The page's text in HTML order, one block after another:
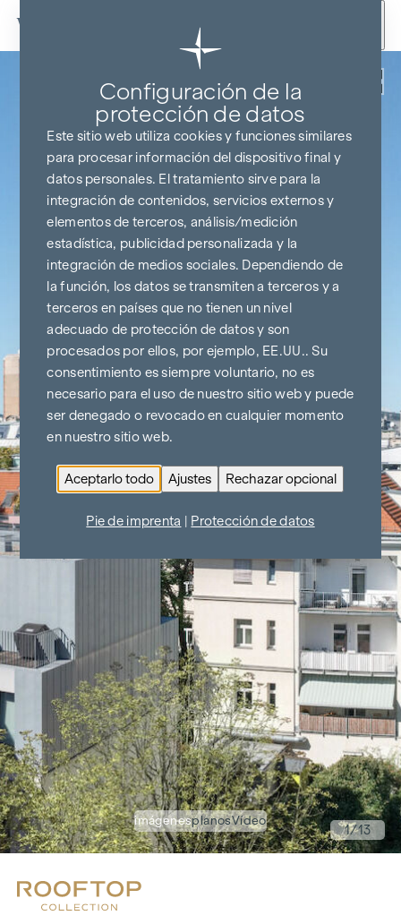
Ir al contenido
imágenesplanosVídeo
1/13
Configuración de la
protección de datos
Este sitio web utiliza cookies y funciones similares
para procesar información del dispositivo final y
datos personales. El tratamiento sirve para la
integración de contenidos, servicios externos y
elementos de terceros, análisis/medición
estadística, publicidad personalizada y la
integración de medios sociales. Dependiendo de
la función, los datos se transmiten a terceros y a
terceros en países que no tienen un nivel
adecuado de protección de datos y son
procesados por ellos, por ejemplo, EE.UU.. Su
consentimiento es siempre voluntario, no es
necesario para el uso de nuestro sitio web y puede
ser denegado o revocado en cualquier momento
en nuestro sitio web.
Aceptarlo todo Ajustes Rechazar opcional
Pie de imprenta Protección de datos